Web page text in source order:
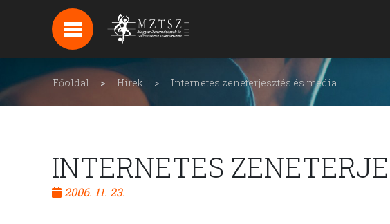
HÍREK
HÍRLEVÉL FELIRATKOZÁS
Főoldal Hírek Internetes zeneterjesztés és média
INTERNETES
2006. 11. 23.